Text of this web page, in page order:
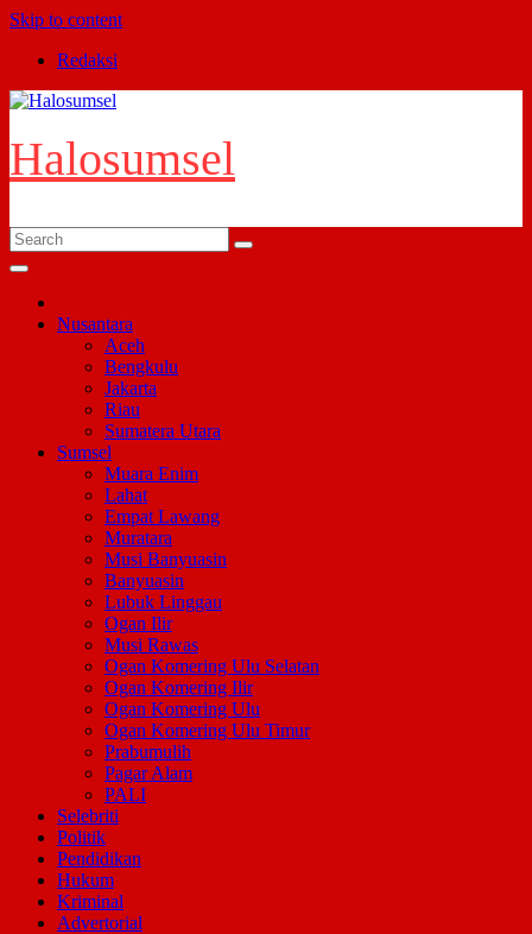
Skip to content
Redaksi
Halosumsel
Nusantara
Aceh
Bengkulu
Jakarta
Riau
Sumatera Utara
Sumsel
Muara Enim
Lahat
Empat Lawang
Muratara
Musi Banyuasin
Banyuasin
Lubuk Linggau
Ogan Ilir
Musi Rawas
Ogan Komering Ulu Selatan
Ogan Komering Ilir
Ogan Komering Ulu
Ogan Komering Ulu Timur
Prabumulih
Pagar Alam
PALI
Selebriti
Politik
Pendidikan
Hukum
Kriminal
Advertorial